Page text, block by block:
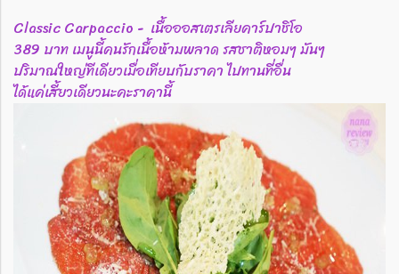
Classic Carpaccio - เนื้อออสเตรเลียคาร์ปาชิโอ
389 บาท เมนูนี้คนรักเนื้อห้ามพลาด รสชาติหอมๆ มันๆ
ปริมาณใหญ่ทีเดียวเมื่อเทียบกับราคา ไปทานที่อื่น
ได้แค่เสี้ยวเดียวนะคะราคานี้